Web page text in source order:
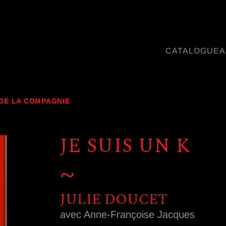
CATALOGUE
LA COMPAGNIE
JE SUIS UN K
~
JULIE DOUCET
avec Anne-Françoise Jacques